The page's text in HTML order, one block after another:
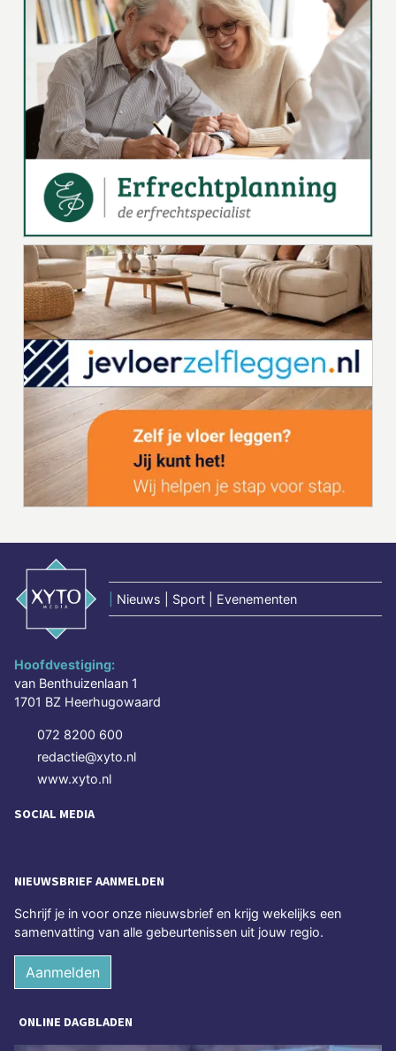
Nieuws | Sport | Evenementen
Hoofdvestiging:
van Benthuizenlaan 1
1701 BZ Heerhugowaard
072 8200 600
redactie@xyto.nl
www.xyto.nl
SOCIAL MEDIA
NIEUWSBRIEF AANMELDEN
Schrijf je in voor onze nieuwsbrief en krijg wekelijks een
samenvatting van alle gebeurtenissen uit jouw regio.
Aanmelden
ONLINE DAGBLADEN